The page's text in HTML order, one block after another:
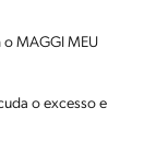
MAGGI MEU
o excesso e